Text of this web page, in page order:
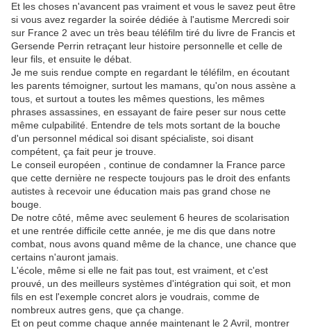
Et les choses n'avancent pas vraiment et vous le savez peut être
si vous avez regarder la soirée dédiée à l'autisme Mercredi soir
sur France 2 avec un très beau téléfilm tiré du livre de Francis et
Gersende Perrin retraçant leur histoire personnelle et celle de
leur fils, et ensuite le débat.
Je me suis rendue compte en regardant le téléfilm, en écoutant
les parents témoigner, surtout les mamans, qu'on nous assène a
tous, et surtout a toutes les mêmes questions, les mêmes
phrases assassines, en essayant de faire peser sur nous cette
même culpabilité. Entendre de tels mots sortant de la bouche
d'un personnel médical soi disant spécialiste, soi disant
compétent, ça fait peur je trouve.
Le conseil européen , continue de condamner la France parce
que cette dernière ne respecte toujours pas le droit des enfants
autistes à recevoir une éducation mais pas grand chose ne
bouge.
De notre côté, même avec seulement 6 heures de scolarisation
et une rentrée difficile cette année, je me dis que dans notre
combat, nous avons quand même de la chance, une chance que
certains n'auront jamais.
L'école, même si elle ne fait pas tout, est vraiment, et c'est
prouvé, un des meilleurs systèmes d'intégration qui soit, et mon
fils en est l'exemple concret alors je voudrais, comme de
nombreux autres gens, que ça change.
Et on peut comme chaque année maintenant le 2 Avril, montrer